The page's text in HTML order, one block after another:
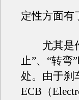
定性方面有
尤其是作
止”、“转弯
处。由于刹
ECB（